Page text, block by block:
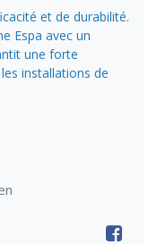
et de durabilité.
Espa avec un
une forte
installations de